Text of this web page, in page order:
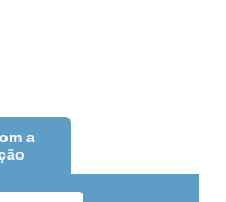
a